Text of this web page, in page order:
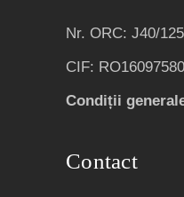
Nr. ORC: J40/
CIF: RO16097580
Condiții
Contact